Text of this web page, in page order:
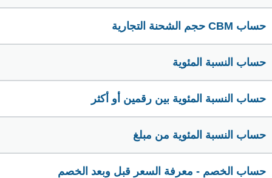
حساب CBM حجم الشحنة التجارية
حساب النسبة المئوية
حساب النسبة المئوية بين رقمين أو أكثر
حساب النسبة المئوية من مبلغ
حساب الخصم - معرفة السعر قبل وبعد الخصم